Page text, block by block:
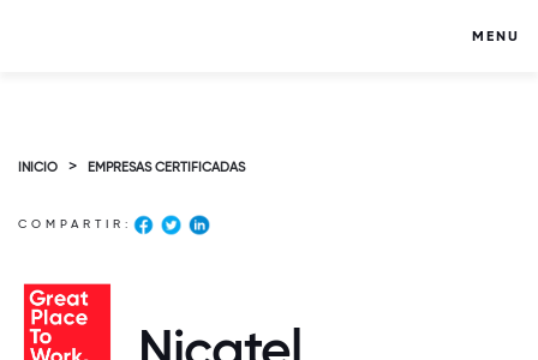
MENU
INICIO > EMPRESAS CERTIFICADAS
COMPARTIR: